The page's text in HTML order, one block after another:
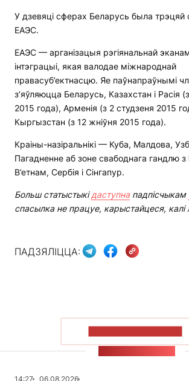
У дзевяці сферах Беларусь была трэцяй
ЕАЭС.
ЕАЭС — арганізацыя рэгіянальнай
інтэграцыі, якая валодае міжнароднай
правасуб’ектнасцю. Яе паўнапраўнымі
з’яўляюцца Беларусь, Казахстан і Расія
2015 года), Арменія (з 2 студзеня 2015
Кыргызстан (з 12 жніўня 2015 года).
Краіны-назіральнікі — Куба, Малдова,
Пагадненне аб зоне свабоднага гандлю з
В’етнам, Сербія і Сінгапур.
Больш статыстыкідаступнападпісчыкам
спасылка не працуе, карыстайцеся, калі
ПАДЗЯЛІЦЦА:
14:27 06.08.2026